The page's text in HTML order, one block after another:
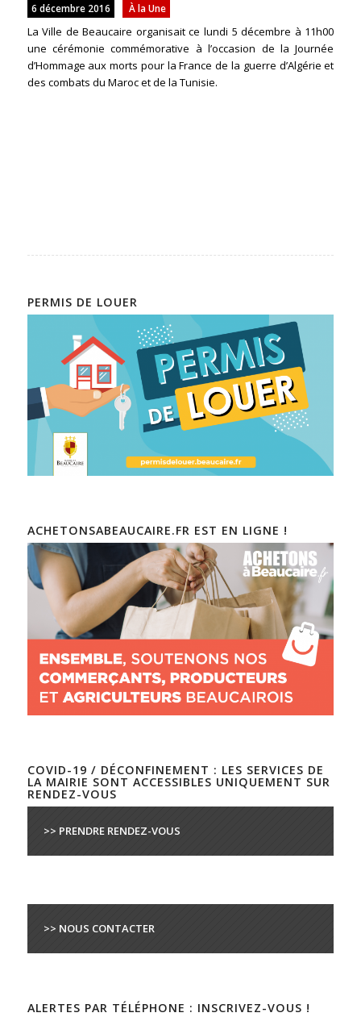
6 décembre 2016 À la Une
La Ville de Beaucaire organisait ce lundi 5 décembre à 11h00
une cérémonie commémorative à l’occasion de la Journée
d’Hommage aux morts pour la France de la guerre d’Algérie et
des combats du Maroc et de la Tunisie.
PERMIS DE LOUER
ACHETONSABEAUCAIRE.FR EST EN LIGNE !
COVID-19 / DÉCONFINEMENT : LES SERVICES DE
LA MAIRIE SONT ACCESSIBLES UNIQUEMENT SUR
RENDEZ-VOUS
>> PRENDRE RENDEZ-VOUS
>> NOUS CONTACTER
ALERTES PAR TÉLÉPHONE : INSCRIVEZ-VOUS !